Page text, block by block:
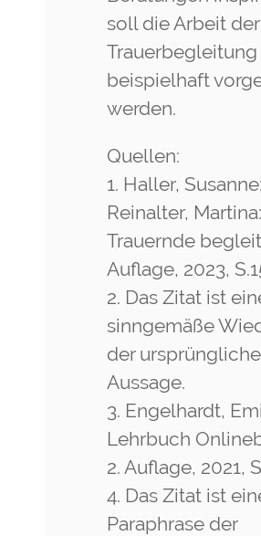
soll die Arbeit der
Trauerbegleitung
beispielhaft
werden.
Quellen:
Haller, Susanne;
Reinalter, Martina:
Trauernde
Auflage, 2023,
Das Zitat ist
sinngemäße
der
Aussage.
Engelhardt,
Lehrbuch
2. Auflage, 2021,
Das Zitat ist
Paraphrase der